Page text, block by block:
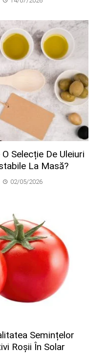
Selecție De Uleiuri
La Masă?
02/05/2026
Semințelor
Roșii În Solar